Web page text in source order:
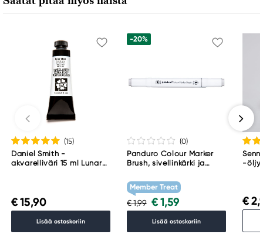
(15)
Daniel Smith -
akvarelliväri 15 ml Lunar
€ 15,90
Lisää ostoskoriin
-20%
(0)
Panduro Colour Marker
Brush, sivellinkärki ja
WG1
Member Treat
€ 1,99 € 1,59
Lisää ostoskoriin
-
€